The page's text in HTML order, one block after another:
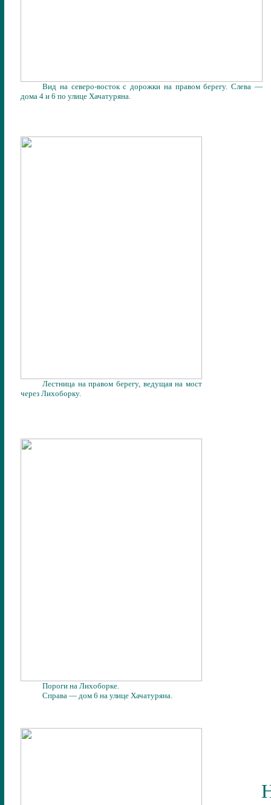
Вид на северо-востокс дорожки на правом берегу. Слева —
дома 4 и 6 по улице Хачатуряна.
Лестница на правом берегу, ведущая на мост
через Лихоборку.
Пороги на Лихоборке.
Справа — дом 6 на улице Хачатуряна.